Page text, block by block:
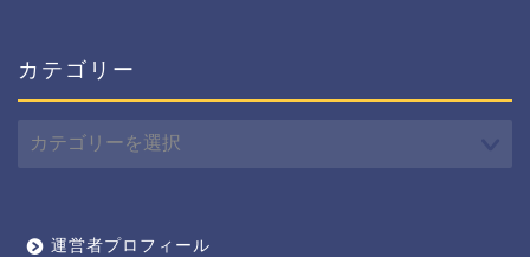
カテゴリー
テ
運営者プロフィール